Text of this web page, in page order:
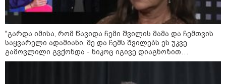
მოზაიკა
"გარდა იმისა, რომ წავიდა ჩემი შვილის მამა და ჩემთვის
საყვარელი ადამიანი, მე და ჩემს შვილებს ეს უკვე
გამოვლილი გვქონდა - ნიკოც იგივე დიაგნოზით
გარდაიცვალა..." - ეკა ნიჟარაძის ემოციური მოგონება